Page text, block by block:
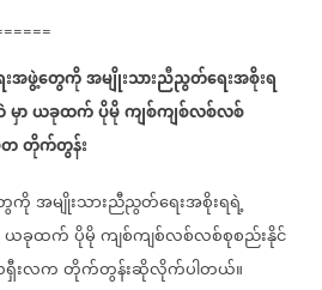
အဖွဲ့တွေကိုအမျိုးသားညီညွတ်ရေးအစိုးရ
မှာယခုထက်ပိုမိုကျစ်ကျစ်လစ်လစ်
တတိုက်တွန်း
ကိုအမျိုးသားညီညွတ်ရေးအစိုးရရဲ့
ယခုထက်ပိုမိုကျစ်ကျစ်လစ်လစ်စုစည်းနိုင်
ရှီးလကတိုက်တွန်းဆိုလိုက်ပါတယ်။